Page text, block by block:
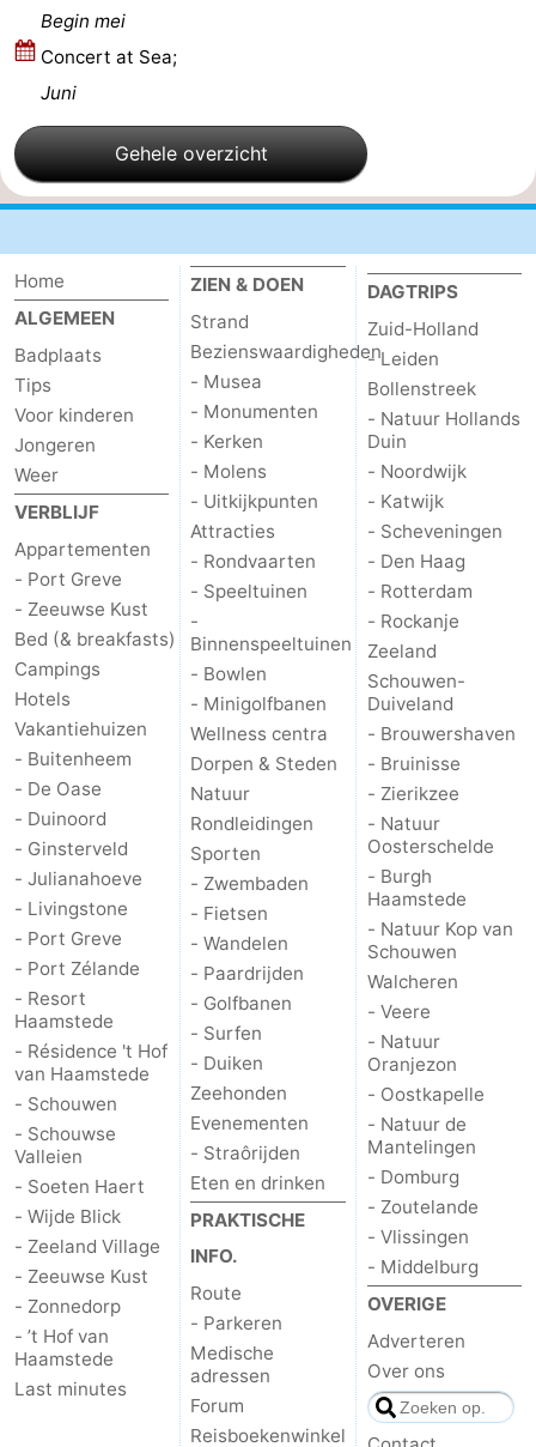
Wandelen
-
Paardrijden
Golfbanen
-
Surfen
-
Duiken
Eten
en
drinken
Zeehonden
Evenementen
Praktisch
Jongeren
Forum
Route
-
Parkeren
Reisboekenwinkel
Nieuws
Medische
adressen
Regio
Zuid-
Leiden
Bollenstreek
Natuur
Hollands
Duin
Noordwijk
-
Katwijk
-
Scheveningen
-
Den
Haag
-
Rotterdam
-
Begin mei
Concert at Sea;
Juni
Gehele overzicht
Home
ALGEMEEN
Badplaats
Tips
Voor kinderen
Jongeren
Weer
VERBLIJF
Appartementen
- Port Greve
- Zeeuwse Kust
Bed (& breakfasts)
Campings
Hotels
Vakantiehuizen
- Buitenheem
- De Oase
- Duinoord
- Ginsterveld
- Julianahoeve
- Livingstone
- Port Greve
- Port Zélande
- Resort
Haamstede
- Résidence 't Hof
van Haamstede
- Schouwen
- Schouwse
Valleien
- Soeten Haert
- Wijde Blick
- Zeeland Village
- Zeeuwse Kust
- Zonnedorp
- ’t Hof van
Haamstede
Last minutes
ZIEN & DOEN
Strand
Bezienswaardigheden
- Musea
- Monumenten
- Kerken
- Molens
- Uitkijkpunten
Attracties
- Rondvaarten
- Speeltuinen
-
Binnenspeeltuinen
- Bowlen
- Minigolfbanen
Wellness centra
Dorpen & Steden
Natuur
Rondleidingen
Sporten
- Zwembaden
- Fietsen
- Wandelen
- Paardrijden
- Golfbanen
- Surfen
- Duiken
Zeehonden
Evenementen
- Straôrijden
Eten en drinken
PRAKTISCHE
INFO.
Route
- Parkeren
Medische
adressen
Forum
Reisboekenwinkel
DAGTRIPS
Zuid-Holland
- Leiden
Bollenstreek
- Natuur Hollands
Duin
- Noordwijk
- Katwijk
- Scheveningen
- Den Haag
- Rotterdam
- Rockanje
Zeeland
Schouwen-
Duiveland
- Brouwershaven
- Bruinisse
- Zierikzee
- Natuur
Oosterschelde
- Burgh
Haamstede
- Natuur Kop van
Schouwen
Walcheren
- Veere
- Natuur
Oranjezon
- Oostkapelle
- Natuur de
Mantelingen
- Domburg
- Zoutelande
- Vlissingen
- Middelburg
OVERIGE
Adverteren
Over ons